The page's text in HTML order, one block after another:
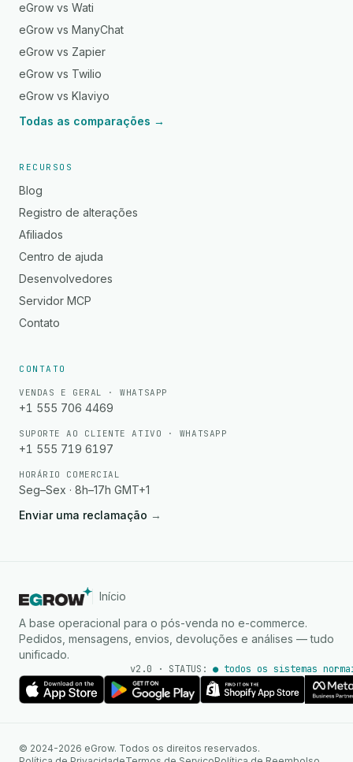
eGrow vs Wati
eGrow vs ManyChat
eGrow vs Zapier
eGrow vs Twilio
eGrow vs Klaviyo
Todas as comparações →
RECURSOS
Blog
Registro de alterações
Afiliados
Centro de ajuda
Desenvolvedores
Servidor MCP
Contato
CONTATO
VENDAS E GERAL · WHATSAPP
+1 555 706 4469
SUPORTE AO CLIENTE ATIVO · WHATSAPP
+1 555 719 6197
HORÁRIO COMERCIAL
Seg–Sex · 8h–17h GMT+1
Enviar uma reclamação →
Início
A base operacional para o pós-venda no e-commerce.
Pedidos, mensagens, envios, devoluções e análises — tudo
unificado.
v2.0 · STATUS: ● todos os sistemas
© 2024-2026 eGrow. Todos os direitos reservados.
WhatsApp